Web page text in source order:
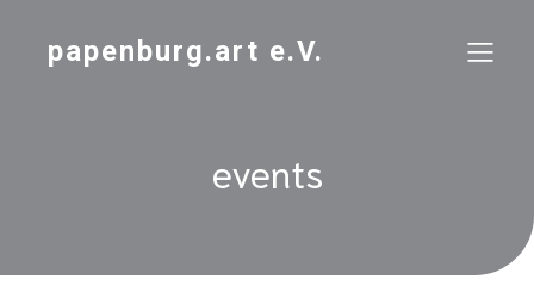
papenburg.art e.V.
events